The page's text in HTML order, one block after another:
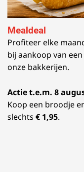
Mealdeal
Profiteer elke
bij aankoop van
onze bakkerijen.
Actie t.e.m. 8
Koop een broodje
slechts € 1,95.